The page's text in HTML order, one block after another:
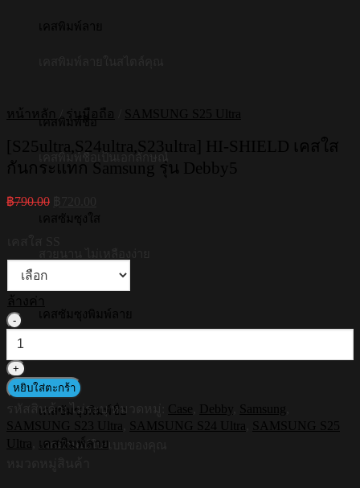
เคสพิมพ์ลาย
เคสพิมพ์ชื่อ
เคสพิมพ์ชื่อเป็นเอกลักษณ์
เคสซัมซุงใส
เคสซัมซุงพิมพ์ลาย
เคสซัมซุงพิมพ์ชื่อ
เอกลักษณ์ในแบบของคุณ
หน้าหลัก / รุ่นมือถือ SAMSUNG S25 Ultra
[S25ultra,S24ultra,S23ultra] HI-SHIELD เคสใส
กันกระแทก Samsung รุ่น Debby5
฿790.00
price
was:
ล้างค่า
จำนวน
HI-
SHIELD
เคส
กัน
กระแทก
หยิบใส่ตะกร้า
รหัสสินค้า: ไม่ระบุ หมวดหมู่: Case Debby Samsung
SAMSUNG S23 Ultra
SAMSUNG S24 Ultra
SAMSUNG S25
Ultra
เคสพิมพ์ลาย